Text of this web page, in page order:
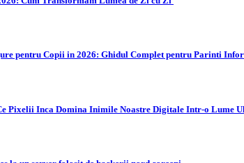
pentru Copii in 2026: Ghidul Complet pentru Parinti
Pixelii Inca Domina Inimile Noastre Digitale Intr-o Lume